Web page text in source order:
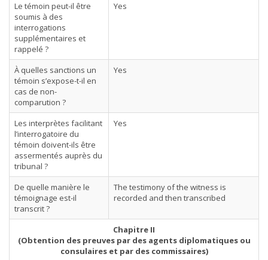
Le témoin peut-il être
soumis à des
interrogations
supplémentaires et
rappelé ?
Yes
À quelles sanctions un
témoin s’expose-t-il en
cas de non-
comparution ?
Yes
Les interprètes facilitant
l’interrogatoire du
témoin doivent-ils être
assermentés auprès du
tribunal ?
Yes
De quelle manière le
témoignage est-il
transcrit ?
The testimony of the witness is
recorded and then transcribed
Chapitre II
(Obtention des preuves par des agents diplomatiques ou
consulaires et par des commissaires)